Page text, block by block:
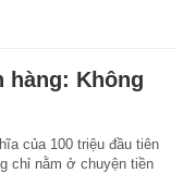
hàng: Không
của 100 triệu đầu tiên
chỉ nằm ở chuyện tiền